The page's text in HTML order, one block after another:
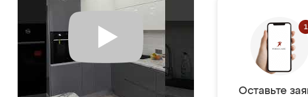
Оставьте